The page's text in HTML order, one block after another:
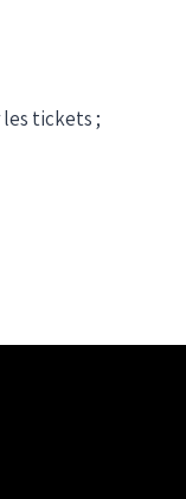
tickets ;